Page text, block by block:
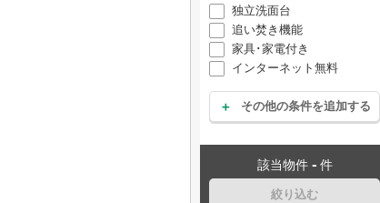
独立洗面台
追い焚き機能
家具･家電付き
インターネット無料
その他の条件を追加する
該当物件 - 件
絞り込む